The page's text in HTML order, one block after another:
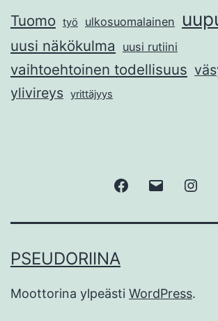
Tuomo työ ulkosuomalainen
uusi näkökulma uusi rutiini
vaihtoehtoinen todellisuus
ylivireys yrittäjyys
FacebookSähköposti
PSEUDORIINA
Moottorina ylpeästi WordPress.